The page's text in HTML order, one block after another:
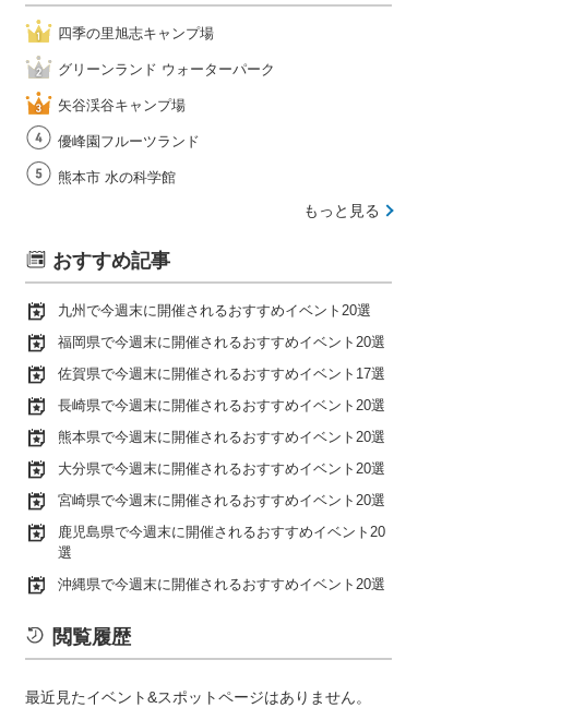
四季の里旭志キャンプ場
グリーンランド ウォーターパーク
矢谷渓谷キャンプ場
優峰園フルーツランド
熊本市 水の科学館
もっと見る
おすすめ記事
九州で今週末に開催されるおすすめイベント20選
福岡県で今週末に開催されるおすすめイベント20選
佐賀県で今週末に開催されるおすすめイベント17選
長崎県で今週末に開催されるおすすめイベント20選
熊本県で今週末に開催されるおすすめイベント20選
大分県で今週末に開催されるおすすめイベント20選
宮崎県で今週末に開催されるおすすめイベント20選
鹿児島県で今週末に開催されるおすすめイベント20
選
沖縄県で今週末に開催されるおすすめイベント20選
閲覧履歴
最近見たイベント&スポットページはありません。